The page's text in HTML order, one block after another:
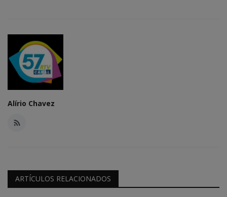
Alírio Chavez
ARTÍCULOS RELACIONADOS